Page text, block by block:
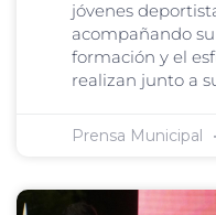
jóvenes
acompañando
formación y el
realizan junto a
Prensa Municipal